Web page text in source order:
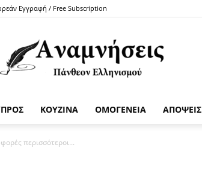
Εγγραφή / Free Subscription
ΚΟΥΖΙΝΑ ΟΜΟΓΕΝΕΙΑ ΑΠΟΨΕΙΣ
περισσότεροι...